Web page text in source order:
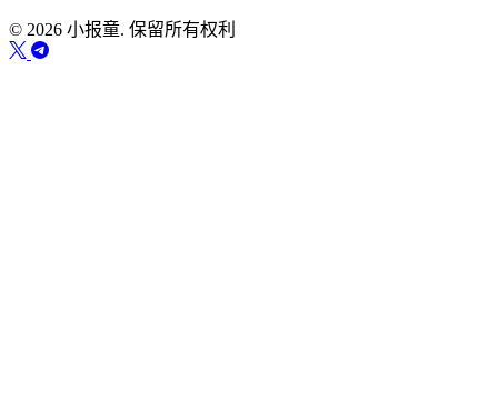
© 2026 小报童. 保留所有权利